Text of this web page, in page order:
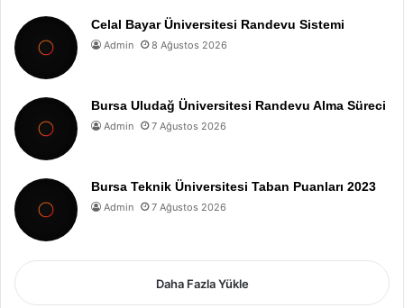
Celal Bayar Üniversitesi Randevu Sistemi
Admin 8 Ağustos 2026
Bursa Uludağ Üniversitesi Randevu Alma Süreci
Admin 7 Ağustos 2026
Bursa Teknik Üniversitesi Taban Puanları 2023
Admin 7 Ağustos 2026
Daha Fazla Yükle